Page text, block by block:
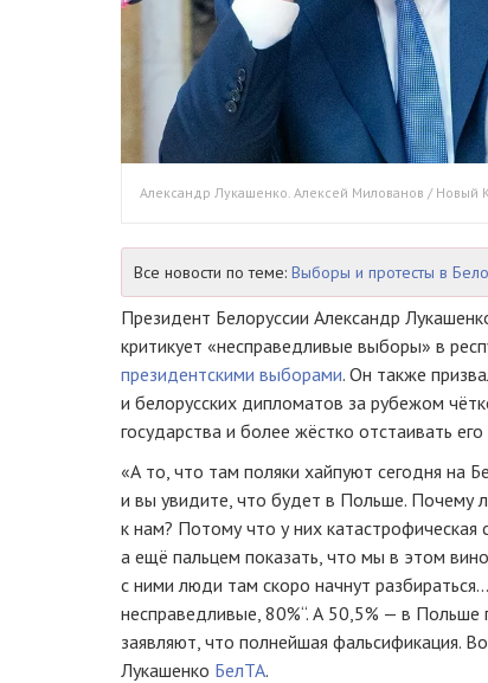
Александр Лукашенко. Алексей Милованов / Новый
Все новости по теме: Выборы и протесты в
Президент Белоруссии Александр
критикует «несправедливые выборы» в
президентскими выборами. Он также
и белорусских дипломатов за рубежом
государства и более жёстко отстаивать
«А то, что там поляки хайпуют сегодня на
и вы увидите, что будет в Польше. Почему
к нам? Потому что у них катастрофическая
а ещё пальцем показать, что мы в этом
с ними люди там скоро начнут
несправедливые, 80%“. А 50,5% — в
заявляют, что полнейшая фальсификация.
Лукашенко БелТА.